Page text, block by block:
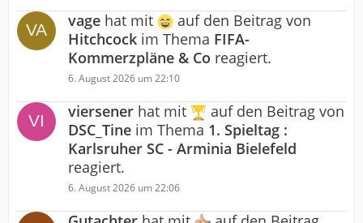
vage hat mit
auf den Beitrag von
Hitchcock im Thema FIFA-
Kommerzpläne & Co reagiert.
6. August 2026 um 22:10
viersener hat mit
auf den Beitrag von
DSC_Tine im Thema 1. Spieltag :
Karlsruher SC - Arminia Bielefeld
reagiert.
6. August 2026 um 22:06